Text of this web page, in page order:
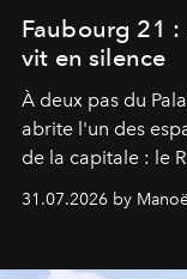
Faubourg 21
vit en silence
À deux pas du
abrite l'un des
de la capitale : le
31.07.2026 by